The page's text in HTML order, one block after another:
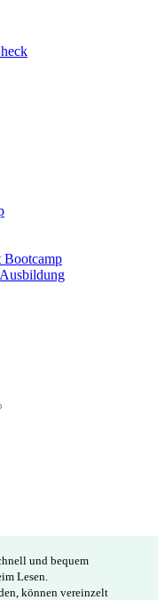
Bootcamp
und bequem
Lesen.
können vereinzelt